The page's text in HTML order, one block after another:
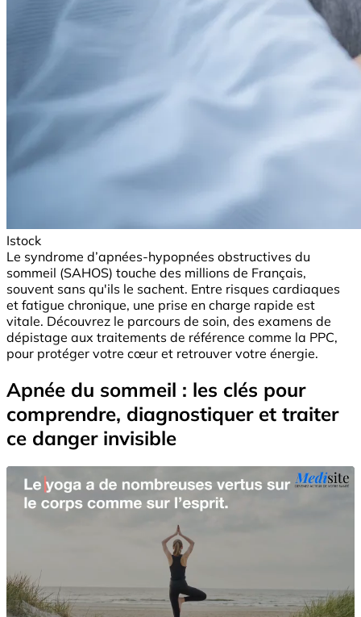
Istock
Le syndrome d’apnées-hypopnées obstructives du
sommeil (SAHOS) touche des millions de Français,
souvent sans qu'ils le sachent. Entre risques cardiaques
et fatigue chronique, une prise en charge rapide est
vitale. Découvrez le parcours de soin, des examens de
dépistage aux traitements de référence comme la PPC,
pour protéger votre cœur et retrouver votre énergie.
Apnée du sommeil : les clés pour
comprendre, diagnostiquer et traiter
ce danger invisible